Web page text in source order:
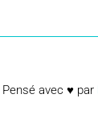
Pensé avec ♥ par